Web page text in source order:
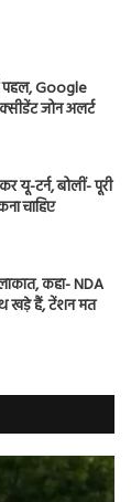
पहल, Google
जोन अलर्ट
यू-टर्न, बोलीं- पूरी
चाहिए
कहा- NDA
खड़े हैं, टेंशन मत